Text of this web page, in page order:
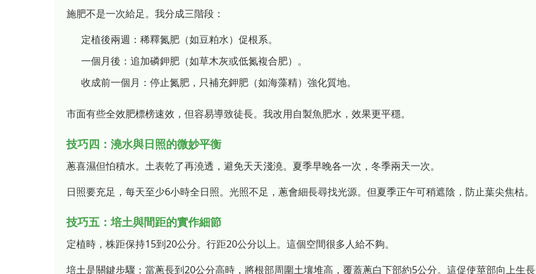
施肥不是一次給足。我分成三階段：
定植後兩週：稀釋氮肥（如豆粕水）促根系。
一個月後：追加磷鉀肥（如草木灰或低氮複合肥）。
收成前一個月：停止氮肥，只補充鉀肥（如海藻精）強化質地。
市面有些全效肥標榜速效，但容易導致徒長。我改用自製魚肥水，效果更平穩。
技巧四：澆水與日照的微妙平衡
蔥喜濕但怕積水。土表乾了再澆透，避免天天淺澆。夏季早晚各一次，冬季兩天一次。
日照要充足，每天至少6小時全日照。光照不足，蔥會細長尋找光源。但夏季正午可稍遮陰，防止葉尖焦枯。
技巧五：培土與間距的實作細節
定植時，株距保持15到20公分。行距20公分以上。這個空間很多人給不夠。
培土是關鍵步驟：當蔥長到20公分高時，將根部周圍土壤堆高，覆蓋蔥白下部約5公分。這促使莖部向上生長